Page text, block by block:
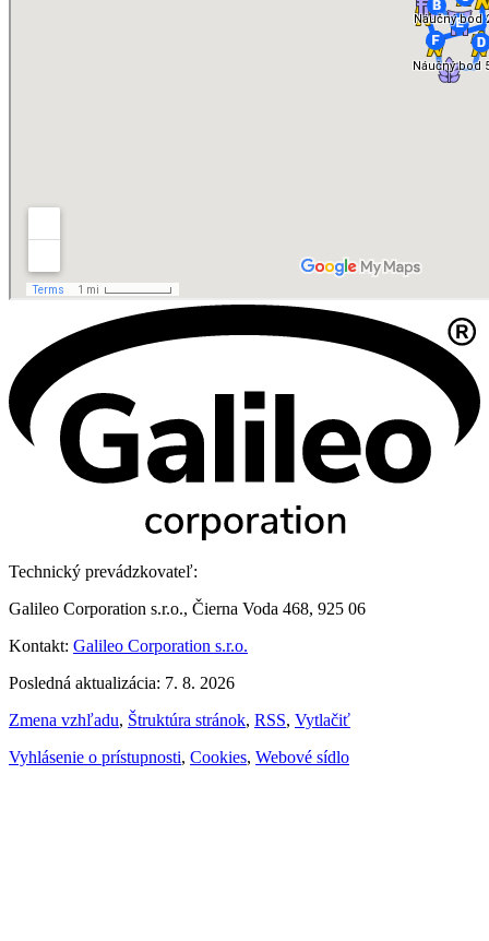
Technický prevádzkovateľ:
Galileo Corporation s.r.o., Čierna Voda 468, 925 06
Kontakt: Galileo Corporation s.r.o.
Posledná aktualizácia: 7. 8. 2026
Zmena vzhľadu, Štruktúra stránok, RSS, Vytlačiť
Vyhlásenie o prístupnosti, Cookies, Webové sídlo